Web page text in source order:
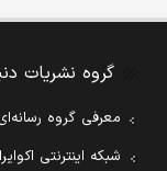
گروه نشریات
معرفی گروه
شبکه اینترنتی